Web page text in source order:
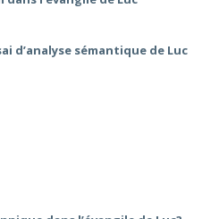
d’analyse sémantique de Luc